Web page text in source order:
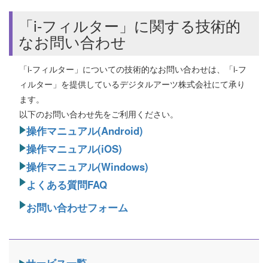
「i-フィルター」に関する技術的
なお問い合わせ
「i-フィルター」についての技術的なお問い合わせは、「i-フ
ィルター」を提供しているデジタルアーツ株式会社にて承り
ます。
以下のお問い合わせ先をご利用ください。
操作マニュアル(Android)
操作マニュアル(iOS)
操作マニュアル(Windows)
よくある質問FAQ
お問い合わせフォーム